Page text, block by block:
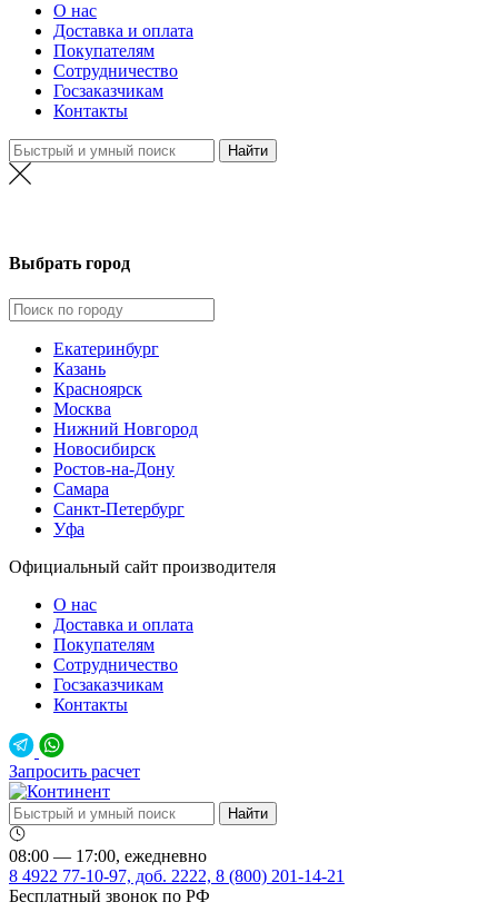
О нас
Доставка и оплата
Покупателям
Сотрудничество
Госзаказчикам
Контакты
Выбрать город
Екатеринбург
Казань
Красноярск
Москва
Нижний Новгород
Новосибирск
Ростов-на-Дону
Самара
Санкт-Петербург
Уфа
Официальный сайт производителя
О нас
Доставка и оплата
Покупателям
Сотрудничество
Госзаказчикам
Контакты
Запросить расчет
08:00 — 17:00, ежедневно
8 4922 77-10-97, доб. 2222, 8 (800) 201-14-21
Бесплатный звонок по РФ